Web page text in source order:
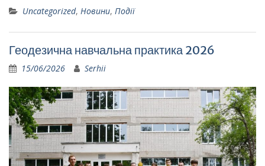
Uncategorized, Новини, Події
Геодезична навчальна практика 2026
15/06/2026 Serhii